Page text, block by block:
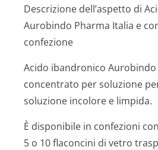
Descrizione dell’aspetto di
Aurobindo Pharma Italia e
confezione
Acido ibandronico Aurobindo
concentrato per soluzione
soluzione incolore e limpida.
È disponibile in confezioni
5 o 10 flaconcini di vetro